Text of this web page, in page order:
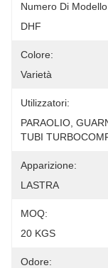
Numero Di
DHF
Colore:
Varietà
Utilizzatori:
PARAOLIO,
TUBI
Apparizione:
LASTRA
MOQ:
20 KGS
Odore: